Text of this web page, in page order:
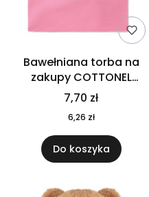
Bawełniana torba na
zakupy COTTONEL
COLOUR++ MO9846-11
7,70 zł
6,26 zł
Do koszyka